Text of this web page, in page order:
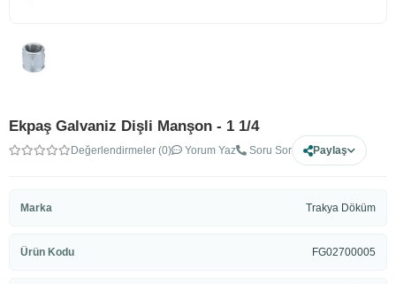
Ekpaş Galvaniz Dişli Manşon - 1 1/4
Değerlendirmeler (0) Yorum Yaz Soru Sor Paylaş
Marka Trakya Döküm
Ürün Kodu FG02700005